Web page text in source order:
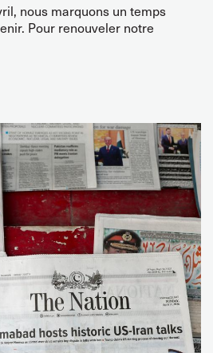
nous marquons un temps
Pour renouveler notre